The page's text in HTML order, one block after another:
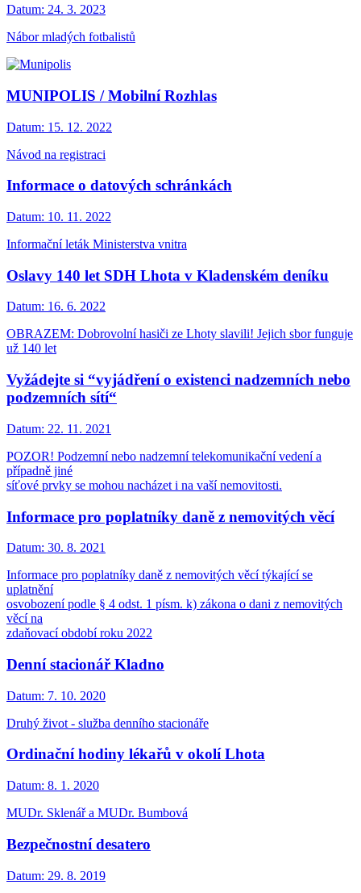
Datum: 24. 3. 2023
Nábor mladých fotbalistů
MUNIPOLIS / Mobilní Rozhlas
Datum: 15. 12. 2022
Návod na registraci
Informace o datových schránkách
Datum: 10. 11. 2022
Informační leták Ministerstva vnitra
Oslavy 140 let SDH Lhota v Kladenském deníku
Datum: 16. 6. 2022
OBRAZEM: Dobrovolní hasiči ze Lhoty slavili! Jejich sbor funguje
už 140 let
Vyžádejte si “vyjádření o existenci nadzemních nebo
podzemních sítí“
Datum: 22. 11. 2021
POZOR! Podzemní nebo nadzemní telekomunikační vedení a
případně jiné
síťové prvky se mohou nacházet i na vaší nemovitosti.
Informace pro poplatníky daně z nemovitých věcí
Datum: 30. 8. 2021
Informace pro poplatníky daně z nemovitých věcí týkající se
uplatnění
osvobození podle § 4 odst. 1 písm. k) zákona o dani z nemovitých
věcí na
zdaňovací období roku 2022
Denní stacionář Kladno
Datum: 7. 10. 2020
Druhý život - služba denního stacionáře
Ordinační hodiny lékařů v okolí Lhota
Datum: 8. 1. 2020
MUDr. Sklenář a MUDr. Bumbová
Bezpečnostní desatero
Datum: 29. 8. 2019